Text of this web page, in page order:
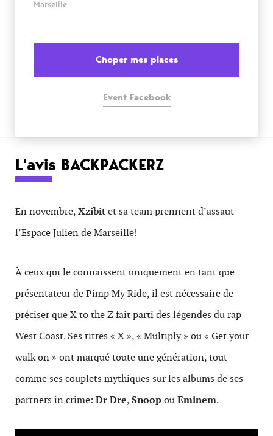
Marseille
Choper mes places
Event Facebook
L'avis BACKPACKERZ
En novembre,Xzibitet sa team prennent d’assaut
l’Espace Julien de Marseille!
À ceux qui le connaissent uniquement en tant que
présentateur de Pimp My Ride, il est nécessaire de
préciser que X to the Z fait parti des légendes du rap
West Coast. Ses titres « X », « Multiply» ou « Get your
walk on » ont marqué toute une génération, tout
comme ses couplets mythiques sur les albums de ses
partners in crime: Dr Dre,SnoopouEminem.